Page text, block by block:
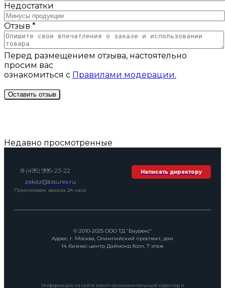
Недостатки
Отзыв *
Перед размещением отзыва, настоятельно
просим вас
ознакомиться с Правилами модерации.
Недавно просмотренные
8 (495) 995-23-22
zakaz@baurex.ru
Принимаем заказы 24 часа
Написать директору
© 2010-2025 ООО ТД “Баурекс”
Адрес: г. Москва, Олимпийский проспект, дом
14, бизнес-центр Даймонд Холл, 7 этаж
Информация на сайте носит ознакомительный характер и